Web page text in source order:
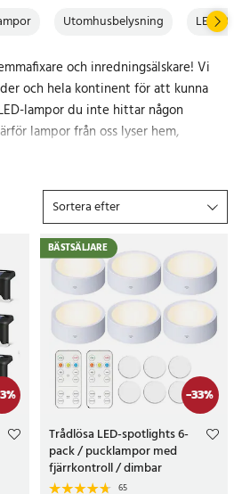
Utomhusbelysning LED-
och inredningsälskare! Vi
och hela kontinent för att kunna
lampor du inte hittar någon
lampor från oss lyser hem,
hela landet.
du alltid prisgaranti, 365 dagars öppet
(eller 24 h med expressfrakt)!
bra för plånboken och för miljön
Här hittar du ett stort
och LED-slingor för både inomhus-
jag?
Sortera efter
% -33%
BÄSTSÄLJARE
Trådlösa LED-spotlights 6-
pack / pucklampor med
fjärrkontroll / dimbar
skåpbelysning
65